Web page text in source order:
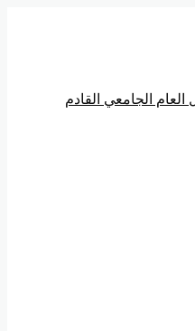
الجامعي القادم